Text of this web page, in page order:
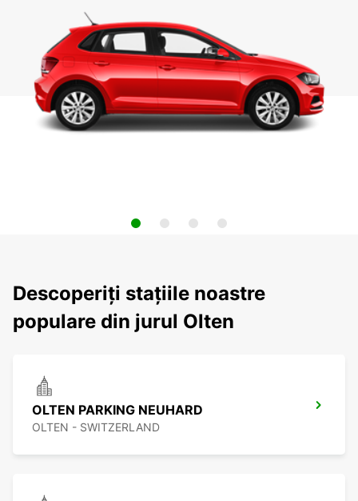
Descoperiți stațiile noastre
populare din jurul Olten
OLTEN PARKING NEUHARD
OLTEN - SWITZERLAND